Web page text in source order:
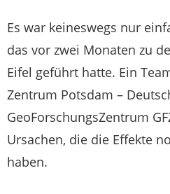
Es war keineswegs nur
das vor zwei Monaten zu
Eifel geführt hatte. Ein
Zentrum Potsdam –
GeoForschungsZentrum
Ursachen, die die Effekte
haben.